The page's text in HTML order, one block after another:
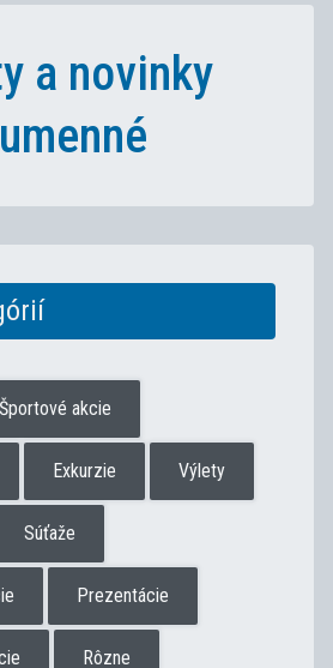
a novinky
Športové akcie
Exkurzie Výlety
Súťaže
Prezentácie
Rôzne